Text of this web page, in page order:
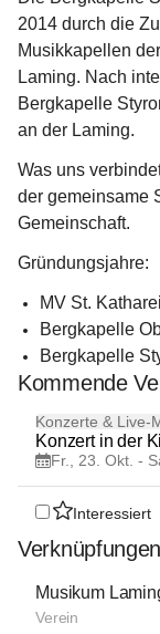
2014 durch die
Musikkapellen
Laming. Nach
Bergkapelle
an der Laming.
Was uns
der gemeinsame
Gemeinschaft.
Gründungsjahre:
MV St.
Bergkapelle
Bergkapelle
Kommende
23
OKT
Konzerte & Live-
Konzert in der
Fr., 23. Okt. -
Interessiert
Verknüpfungen
Musikum
Verein